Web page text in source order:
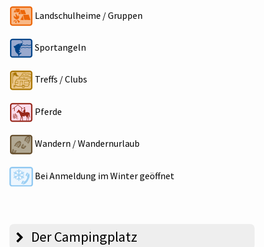
Landschulheime / Gruppen
Sportangeln
Treffs / Clubs
Pferde
Wandern / Wandernurlaub
Bei Anmeldung im Winter geöffnet
Der Campingplatz